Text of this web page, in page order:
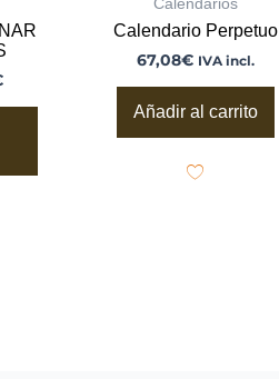
Calendarios
Calendario Perpetuo
67,08€ IVA incl.
Añadir al carrito